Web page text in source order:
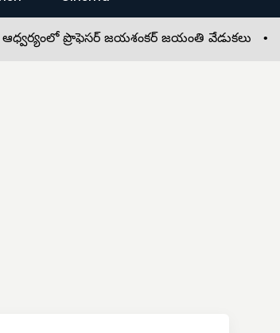
ప్రొఫెసర్ జయశంకర్ జయంతి వేడుకలు •ఘనంగా